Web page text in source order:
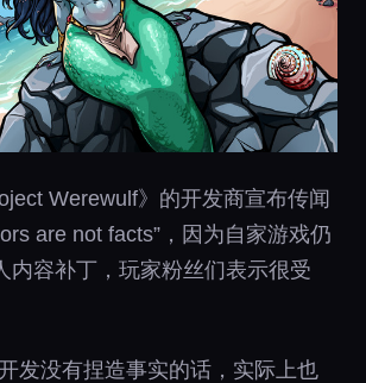
Werewulf》的开发商宣布传闻
are not facts”，因为自家游戏仍
内容补丁，玩家粉丝们表示很受
发没有捏造事实的话，实际上也